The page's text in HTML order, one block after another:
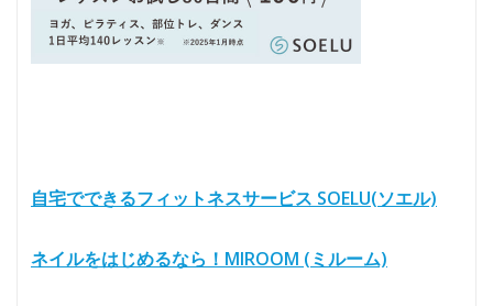
自宅でできるフィットネスサービス SOELU(ソエル)
ネイルをはじめるなら！MIROOM (ミルーム)